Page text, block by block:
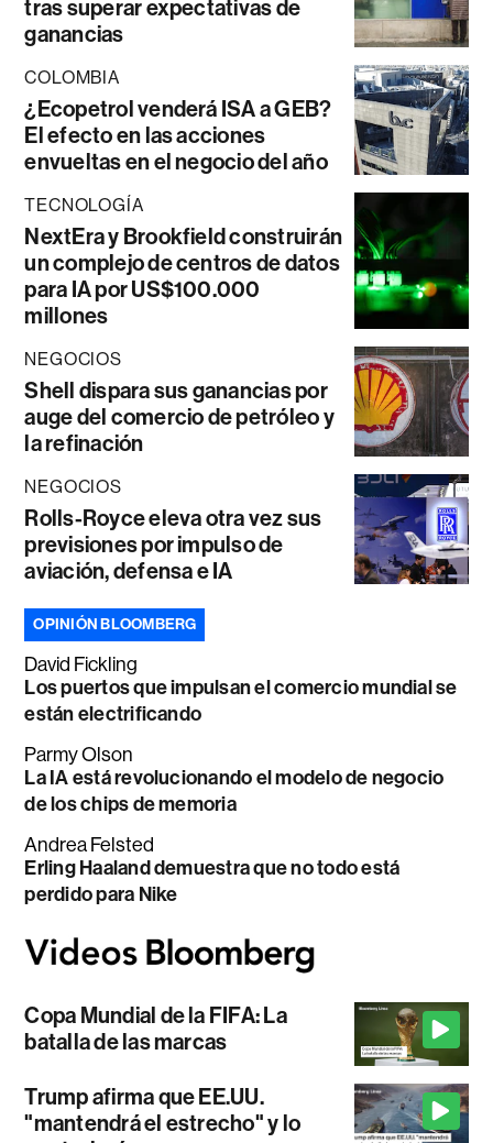
tras superar expectativas de
ganancias
COLOMBIA
¿Ecopetrol venderá ISA a GEB?
El efecto en las acciones
envueltas en el negocio del año
TECNOLOGÍA
NextEra y Brookfield construirán
un complejo de centros de datos
para IA por US$100.000
millones
NEGOCIOS
Shell dispara sus ganancias por
auge del comercio de petróleo y
la refinación
NEGOCIOS
Rolls-Royce eleva otra vez sus
previsiones por impulso de
aviación, defensa e IA
OPINIÓN BLOOMBERG
David Fickling
Los puertos que impulsan el comercio mundial se
están electrificando
Parmy Olson
La IA está revolucionando el modelo de negocio
de los chips de memoria
Andrea Felsted
Erling Haaland demuestra que no todo está
perdido para Nike
Copa Mundial de la FIFA: La
batalla de las marcas
Trump afirma que EE.UU.
"mantendrá el estrecho" y lo